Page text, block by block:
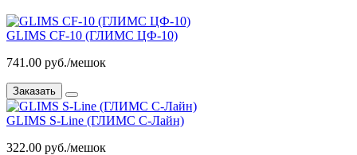
GLIMS CF-10 (ГЛИМС ЦФ-10)
741.00 руб./мешок
Заказать
GLIMS S-Line (ГЛИМС С-Лайн)
322.00 руб./мешок